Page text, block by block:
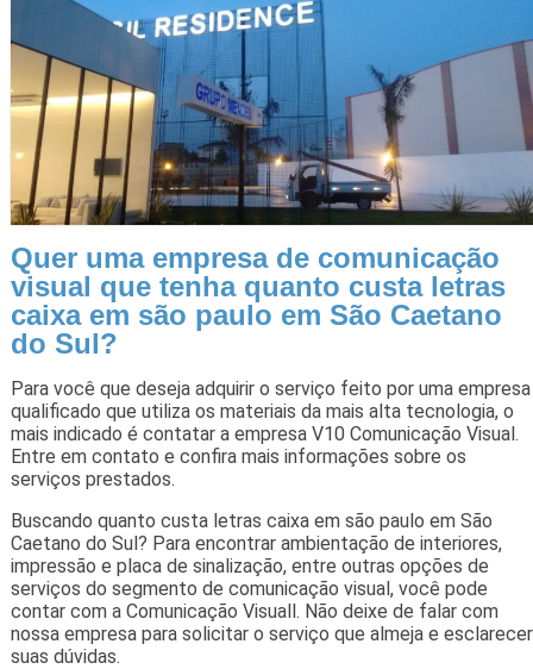
Quer uma empresa de comunicação
visual que tenha quanto custa letras
caixa em são paulo em São Caetano
do Sul?
Para você que deseja adquirir o serviço feito por uma empresa
qualificado que utiliza os materiais da mais alta tecnologia, o
mais indicado é contatar a empresa V10 Comunicação Visual.
Entre em contato e confira mais informações sobre os
serviços prestados.
Buscando quanto custa letras caixa em são paulo em São
Caetano do Sul? Para encontrar ambientação de interiores,
impressão e placa de sinalização, entre outras opções de
serviços do segmento de comunicação visual, você pode
contar com a Comunicação Visuall. Não deixe de falar com
nossa empresa para solicitar o serviço que almeja e esclarecer
suas dúvidas.